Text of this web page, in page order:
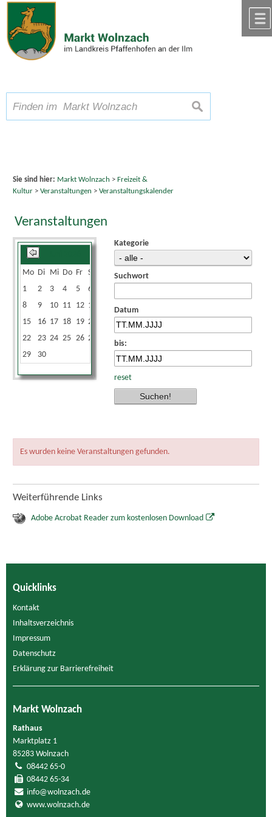
Zum Inhalt,zur Navigation
Schriftgröße A A A suchen
Sie sind hier: Markt Wolnzach > Freizeit &
Kultur> Veranstaltungen > Veranstaltungskalender
Veranstaltungen
Mo Di Mi Do Fr Sa
1
2 3 4 5 6
8
9 10 11 12 13
15
16 17 18 19 20
22
23 24 25 26 27
29
30
Kategorie
Suchwort
Datum
bis:
reset
Es wurden keine Veranstaltungen gefunden.
Weiterführende Links
Adobe Acrobat Reader zum kostenlosen Download
Quicklinks
Kontakt
Inhaltsverzeichnis
Impressum
Datenschutz
Erklärung zur Barrierefreiheit
Markt Wolnzach
Rathaus
Marktplatz 1
85283 Wolnzach
08442 65-0
08442 65-34
info@wolnzach.de
www.wolnzach.de